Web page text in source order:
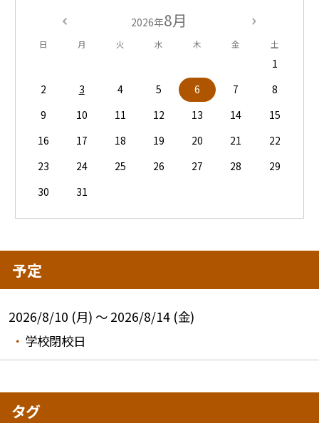
2026年8月
日 月 火 水 木 金 土
1
2
3 4 5 6 7
8
9
10 11 12 13 14
15
16
17 18 19 20 21
22
23
24 25 26 27 28
29
30
31
予定
2026/8/10 (月) ～ 2026/8/14 (金)
学校閉校日
タグ